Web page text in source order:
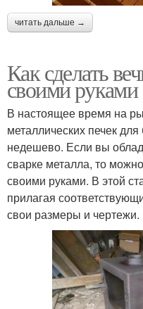
читать дальше →
Как сделать
своими руками
В настоящее время на
металлических печек
недешево. Если вы
сварке металла, то
своими руками. В этой
прилагая
свои размеры и чертежи.